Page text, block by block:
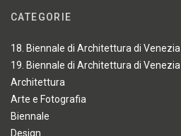
CATEGORIE
18. Biennale di Architettura di Venezia
19. Biennale di Architettura di Venezia
Architettura
Arte e Fotografia
Biennale
Design